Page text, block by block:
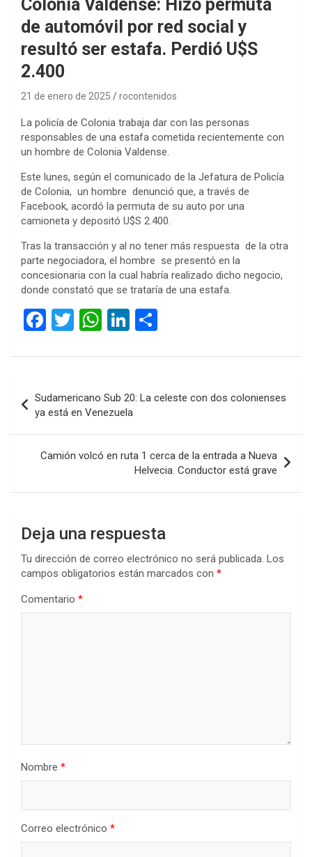
Colonia Valdense: Hizo permuta
de automóvil por red social y
resultó ser estafa. Perdió U$S
2.400
21 de enero de 2025 rocontenidos
La policía de Colonia trabaja dar con las personas
responsables de una estafa cometida recientemente con
un hombre de Colonia Valdense.
Este lunes, según el comunicado de la Jefatura de Policía
de Colonia, un hombre denunció que, a través de
Facebook, acordó la permuta de su auto por una
camioneta y depositó U$S 2.400.
Tras la transacción y al no tener más respuesta de la otra
parte negociadora, el hombre se presentó en la
concesionaria con la cual habría realizado dicho negocio,
donde constató que se trataría de una estafa.
F
ce
o
o
k
T
tt
W
at
A
p
p
Li
ke
n
m
ar
tir
de
entradas
Sudamericano Sub 20: La celeste con dos colonienses
ya está en Venezuela
Camión volcó en ruta 1 cerca de la entrada a Nueva
Helvecia. Conductor está grave
Deja una respuesta
Tu dirección de correo electrónico no será publicada. Los
campos obligatorios están marcados con *
Comentario *
Nombre *
Correo electrónico *